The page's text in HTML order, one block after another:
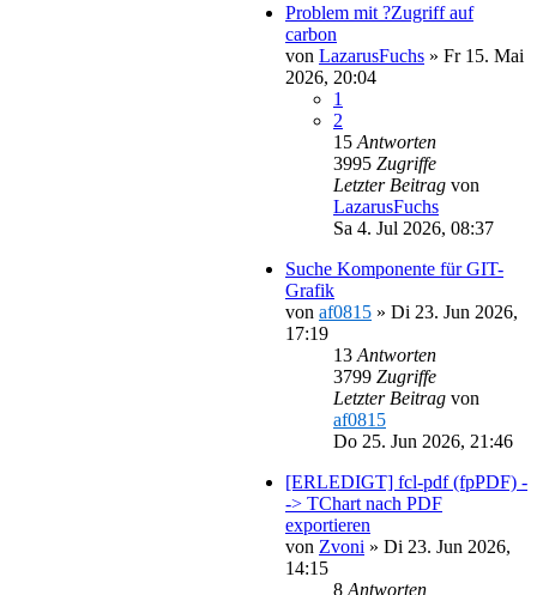
Problem mit ?Zugriff auf
carbon
von LazarusFuchs » Fr 15. Mai
2026, 20:04
1
2
15 Antworten
3995 Zugriffe
Letzter Beitrag von
LazarusFuchs
Sa 4. Jul 2026, 08:37
Suche Komponente für GIT-
Grafik
von af0815 » Di 23. Jun 2026,
17:19
13 Antworten
3799 Zugriffe
Letzter Beitrag von
af0815
Do 25. Jun 2026, 21:46
[ERLEDIGT] fcl-pdf (fpPDF) -
-> TChart nach PDF
exportieren
von Zvoni » Di 23. Jun 2026,
14:15
8 Antworten